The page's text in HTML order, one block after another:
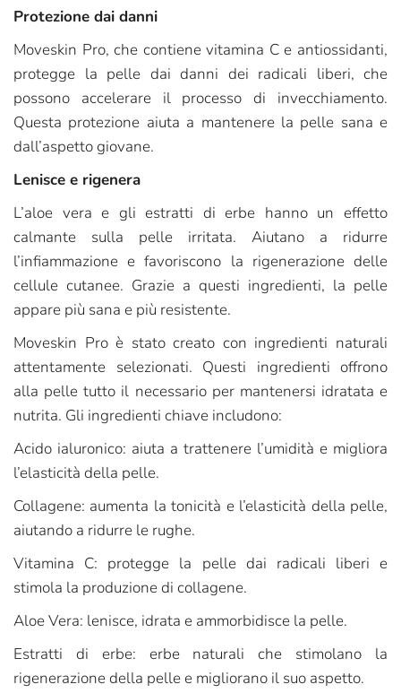
Protezione dai danni
Moveskin Pro, che contiene vitamina C e antiossidanti,
protegge la pelle dai danni dei radicali liberi, che
possono accelerare il processo di invecchiamento.
Questa protezione aiuta a mantenere la pelle sana e
dall’aspetto giovane.
Lenisce e rigenera
L’aloe vera e gli estratti di erbe hanno un effetto
calmante sulla pelle irritata. Aiutano a ridurre
l’infiammazione e favoriscono la rigenerazione delle
cellule cutanee. Grazie a questi ingredienti, la pelle
appare più sana e più resistente.
Moveskin Pro è stato creato con ingredienti naturali
attentamente selezionati. Questi ingredienti offrono
alla pelle tutto il necessario per mantenersi idratata e
nutrita. Gli ingredienti chiave includono:
Acido ialuronico: aiuta a trattenere l’umidità e migliora
l’elasticità della pelle.
Collagene: aumenta la tonicità e l’elasticità della pelle,
aiutando a ridurre le rughe.
Vitamina C: protegge la pelle dai radicali liberi e
stimola la produzione di collagene.
Aloe Vera: lenisce, idrata e ammorbidisce la pelle.
Estratti di erbe: erbe naturali che stimolano la
rigenerazione della pelle e migliorano il suo aspetto.